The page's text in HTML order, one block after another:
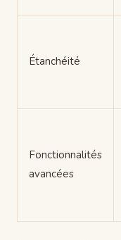
Étanchéité
Fonctionnalités
avancées